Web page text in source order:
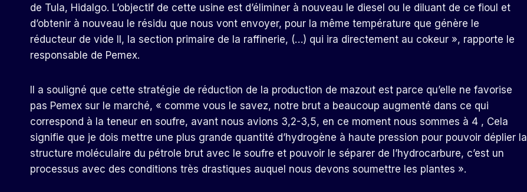
de Tula, Hidalgo. L’objectif de cette usine est d’éliminer à nouveau le diesel ou le diluant de ce fioul et
d’obtenir à nouveau le résidu que nous vont envoyer, pour la même température que génère le
réducteur de vide II, la section primaire de la raffinerie, (…) qui ira directement au cokeur », rapporte le
responsable de Pemex.
Il a souligné que cette stratégie de réduction de la production de mazout est parce qu’elle ne favorise
pas Pemex sur le marché, « comme vous le savez, notre brut a beaucoup augmenté dans ce qui
correspond à la teneur en soufre, avant nous avions 3,2-3,5, en ce moment nous sommes à 4 , Cela
signifie que je dois mettre une plus grande quantité d’hydrogène à haute pression pour pouvoir déplier la
structure moléculaire du pétrole brut avec le soufre et pouvoir le séparer de l’hydrocarbure, c’est un
processus avec des conditions très drastiques auquel nous devons soumettre les plantes ».